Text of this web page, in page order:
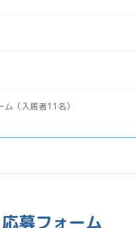
（入居者11名）
募フォーム